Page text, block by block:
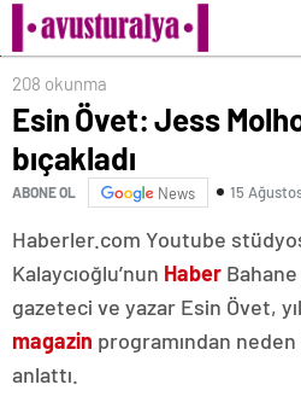
208 okunma
Esin Övet: Jess
bıçakladı
ABONE OL News 15
Haberler.com Youtube
Kalaycıoğlu’nun Haber
gazeteci ve yazar Esin Övet,
magazin programından
anlattı.